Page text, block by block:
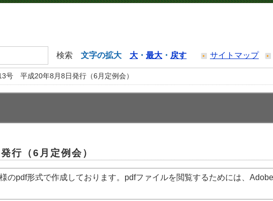
文字の拡大 大 ・ 最大 ・ 戻す サイトマップ
号 平成20年8月8日発行（6月定例会）
行（6月定例会）
のpdf形式で作成しております。pdfファイルを閲覧するためには、Adobe